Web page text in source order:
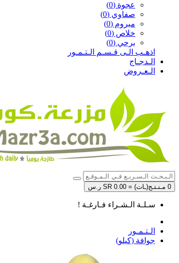
عجوة (0)
صفاوي (0)
مبروم (0)
خلاص (0)
برحي (0)
اذهـب الـى قـسـم الـتـمـور
الـدجـاج
الـعـروض
0 مـنـتـج(ـات) = SR 0.00 ر.س
سـلـة الـشـراء فـارغـة !
الـتـمـور
جوافة (كيلو)